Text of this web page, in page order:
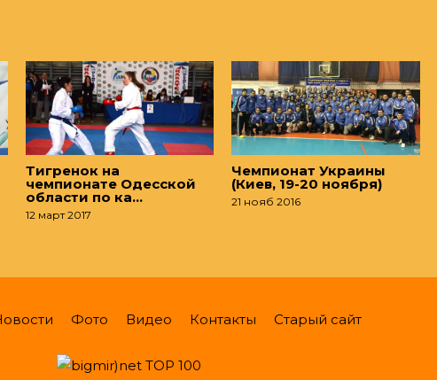
Тигренок на
чемпионате Одесской
области по ка…
12 март 2017
Чемпионат Украины
(Киев, 19-20 ноября)
21 нояб 2016
Фото Видео Контакты Старый сайт